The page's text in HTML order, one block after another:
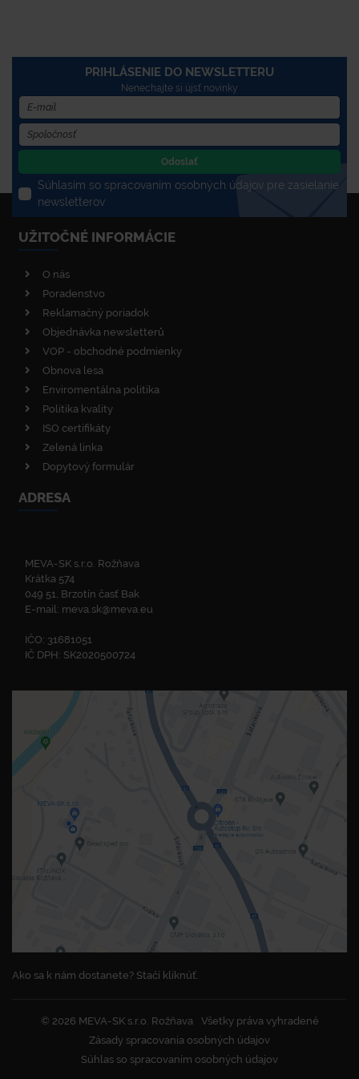
PRIHLÁSENIE DO NEWSLETTERU
Nenechajte si újsť novinky
Odoslať
Súhlasím so spracovaním osobných údajov pre zasielanie
newsletterov
UŽITOČNÉ INFORMÁCIE
O nás
Poradenstvo
Reklamačný poriadok
Objednávka newsletterů
VOP - obchodné podmienky
Obnova lesa
Enviromentálna politika
Politika kvality
ISO certifikáty
Zelená linka
Dopytový formulár
ADRESA
MEVA-SK s.r.o. Rožňava
Krátka 574
049 51, Brzotín časť Bak
E-mail: meva.sk@meva.eu
IČO: 31681051
IČ DPH: SK2020500724
Ako sa k nám dostanete? Stačí kliknúť.
© 2026 MEVA-SK s.r.o. Rožňava
Všetky práva vyhradené
Zásady spracovania osobných údajov
Súhlas so spracovaním osobných údajov